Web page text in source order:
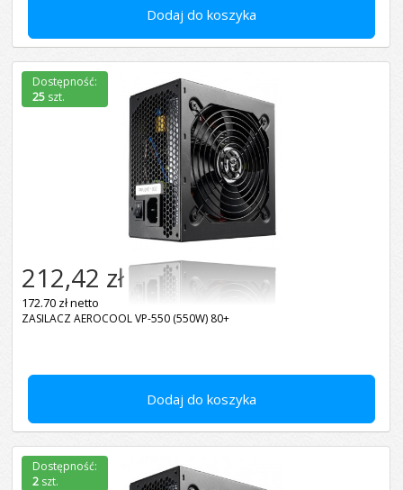
Dodaj do koszyka
Dodaj do koszyka
212,42 zł
172.70 zł netto
ZASILACZ AEROCOOL VP-550 (550W) 80+
Dostępność:
25 szt.
Dostępność:
2 szt.